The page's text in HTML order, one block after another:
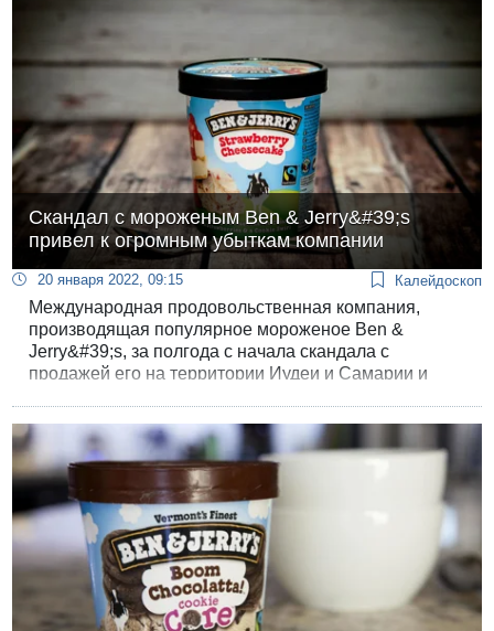
Скандал с мороженым Ben & Jerry&#39;s
привел к огромным убыткам компании
20 января 2022, 09:15 Калейдоскоп
Международная продовольственная компания,
производящая популярное мороженое Ben &
Jerry&#39;s, за полгода с начала скандала с
продажей его на территории Иудеи и Самарии и